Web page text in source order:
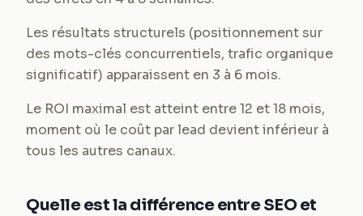
Les résultats structurels (positionnement sur
des mots-clés concurrentiels, trafic organique
significatif) apparaissent en 3 à 6 mois.
Le ROI maximal est atteint entre 12 et 18 mois,
moment où le coût par lead devient inférieur à
tous les autres canaux.
Quelle est la différence entre SEO et